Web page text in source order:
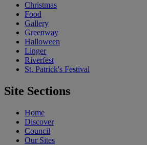
Christmas
Food
Gallery
Greenway
Halloween
Linger
Riverfest
St. Patrick's Festival
Site Sections
Home
Discover
Council
Our Sites